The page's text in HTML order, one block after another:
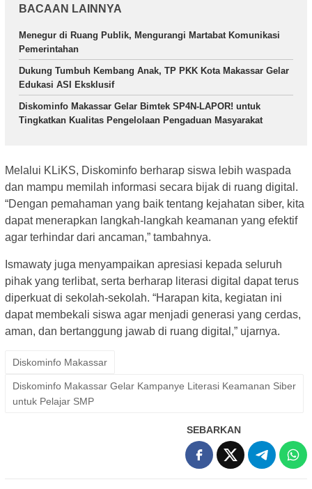
BACAAN LAINNYA
Menegur di Ruang Publik, Mengurangi Martabat Komunikasi
Pemerintahan
Dukung Tumbuh Kembang Anak, TP PKK Kota Makassar Gelar
Edukasi ASI Eksklusif
Diskominfo Makassar Gelar Bimtek SP4N-LAPOR! untuk
Tingkatkan Kualitas Pengelolaan Pengaduan Masyarakat
Melalui KLiKS, Diskominfo berharap siswa lebih waspada
dan mampu memilah informasi secara bijak di ruang digital.
“Dengan pemahaman yang baik tentang kejahatan siber, kita
dapat menerapkan langkah-langkah keamanan yang efektif
agar terhindar dari ancaman,” tambahnya.
Ismawaty juga menyampaikan apresiasi kepada seluruh
pihak yang terlibat, serta berharap literasi digital dapat terus
diperkuat di sekolah-sekolah. “Harapan kita, kegiatan ini
dapat membekali siswa agar menjadi generasi yang cerdas,
aman, dan bertanggung jawab di ruang digital,” ujarnya.
Diskominfo Makassar
Diskominfo Makassar Gelar Kampanye Literasi Keamanan Siber
untuk Pelajar SMP
SEBARKAN